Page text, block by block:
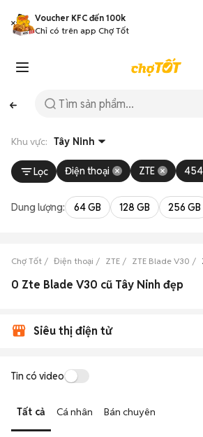
Voucher KFC đến 100k
Chỉ có trên app Chợ Tốt
Khu vực: Tây Ninh
Lọc Điện thoại ZTE
Dung lượng: 64 GB 128 GB 256 GB
Chợ Tốt Điện thoại ZTE ZTE Blade V30
0 Zte Blade V30 cũ Tây Ninh đẹp
Siêu thị điện tử
Tin có video
Tất cả Cá nhân Bán chuyên